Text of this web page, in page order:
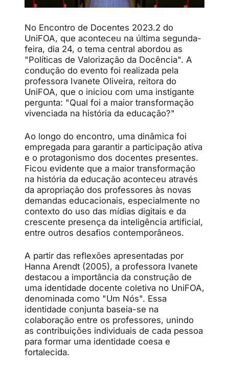
No Encontro de Docentes 2023.2 do
UniFOA, que aconteceu na última segunda-
feira, dia 24, o tema central abordou as
"Políticas de Valorização da Docência". A
condução do evento foi realizada pela
professora Ivanete Oliveira, reitora do
UniFOA, que o iniciou com uma instigante
pergunta: "Qual foi a maior transformação
vivenciada na história da educação?"
Ao longo do encontro, uma dinâmica foi
empregada para garantir a participação ativa
e o protagonismo dos docentes presentes.
Ficou evidente que a maior transformação
na história da educação aconteceu através
da apropriação dos professores às novas
demandas educacionais, especialmente no
contexto do uso das mídias digitais e da
crescente presença da inteligência artificial,
entre outros desafios contemporâneos.
A partir das reflexões apresentadas por
Hanna Arendt (2005), a professora Ivanete
destacou a importância da construção de
uma identidade docente coletiva no UniFOA,
denominada como "Um Nós". Essa
identidade conjunta baseia-se na
colaboração entre os professores, unindo
as contribuições individuais de cada pessoa
para formar uma identidade coesa e
fortalecida.